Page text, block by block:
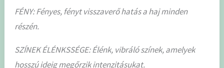
FÉNY: Fényes, fényt visszaverő hatás a haj minden
részén.
SZÍNEK ÉLÉNKSSÉGE: Élénk, vibráló színek, amelyek
hosszú ideig megőrzik intenzitásukat.